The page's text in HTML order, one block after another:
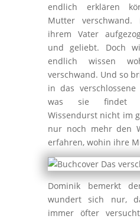
endlich erklären
Mutter
ihrem Vater
und geliebt. Doch
endlich wissen
verschwand. Und so
in das
was sie findet
Wissendurst nicht im
nur noch mehr den
erfahren, wohin ihre
Dominik bemerkt
wundert sich nur,
immer öfter